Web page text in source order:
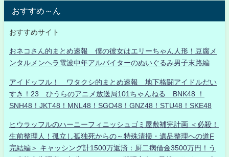
おすすめ～ん
おすすめサイト
おネコさん的まとめ速報 僕の彼女はエリーちゃん人形！豆腐メ
ンタルメンヘラ電波中年アルバイターのぬいぐるみ男子末路編
アイドッフル！ ワタクシ的まとめ速報 地下格闘アイドルだい
すき！23 ひうらのアニメ放送局101ちゃんねる BNK48 ！
SNH48！JKT48！MNL48！SGO48！GNZ48！STU48！SKE48
ヒウラッフルのハーニーフィニッシュゴミ屋敷補完計画 ＜必殺！
生前整理人！孤立し孤独死からの～特殊清掃・遺品整理への道F
完結編＞ キャッシング計1500万返済：厨二病借金3500万円！う